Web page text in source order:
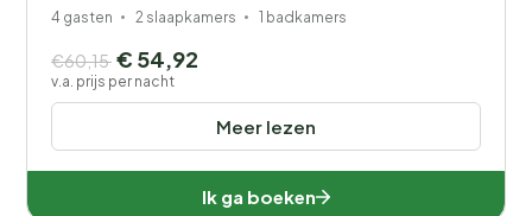
4 gasten 2 slaapkamers 1 badkamers
Meer lezen
€60,15 € 54,92
v.a. prijs per nacht
Ik ga boeken